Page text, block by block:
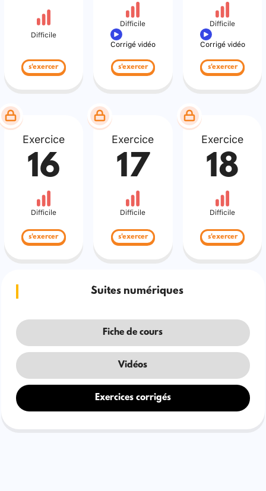
Difficile
s'exercer
Difficile
Corrigé vidéo
s'exercer
Difficile
Corrigé vidéo
s'exercer
Exercice
16
Difficile
s'exercer
Exercice
17
Difficile
s'exercer
Exercice
18
Difficile
s'exercer
Suites numériques
Fiche de cours
Vidéos
Exercices corrigés